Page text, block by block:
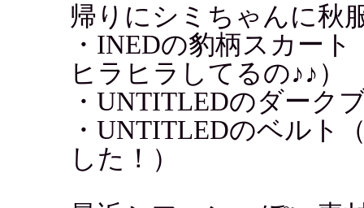
帰りにシミちゃんに秋
・INEDの豹柄スカー
ヒラヒラしてるの♪♪）
・UNTITLEDのダーク
・UNTITLEDのベルト
した！）